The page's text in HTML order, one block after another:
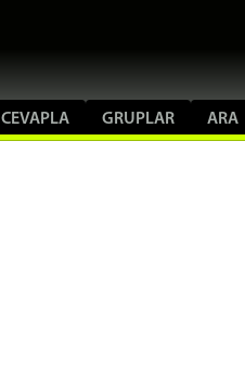
CEVAPLA GRUPLAR ARA